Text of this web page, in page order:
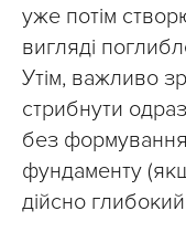
уже потім
вигляді
Утім, важливо
стрибнути
без
фундаменту
дійсно